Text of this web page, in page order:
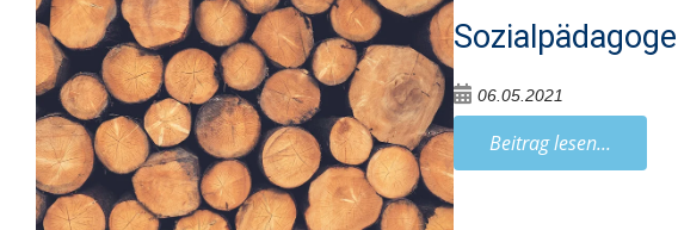
06.05.2021
Beitrag lesen...